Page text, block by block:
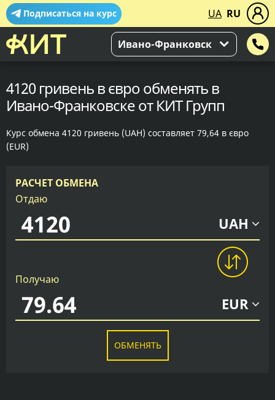
Подписаться на курс UA RU
Ивано-Франковск
4120 гривень в євро обменять в
Ивано-Франковске от КИТ Групп
Курс обмена 4120 гривень (UAH) составляет 79,64 в євро
(EUR)
РАСЧЕТ ОБМЕНА
Отдаю
UAH
Получаю
EUR
ОБМЕНЯТЬ